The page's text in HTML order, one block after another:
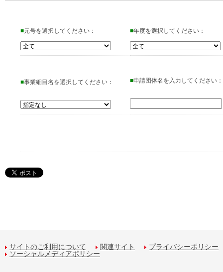
■元号を選択してください： ■年度を選択してください：
■事業細目名を選択してください： ■申請団体名を入力してください：
サイトのご利用について 関連サイト
プライバシーポリシー
ソーシャルメディアポリシー